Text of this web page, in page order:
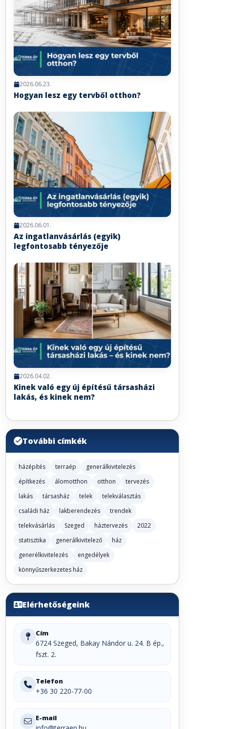
2026.06.23.
Hogyan lesz egy tervből otthon?
2026.06.01.
Az ingatlanvásárlás (egyik)
legfontosabb tényezője
2026.04.02.
Kinek való egy új építésű társasházi
lakás, és kinek nem?
További címkék
házépítés terraép
generálkivitelezés
építkezés
álomotthon otthon
tervezés
lakás
társasház telek
telekválasztás
családi ház
lakberendezés
trendek
telekvásárlás
Szeged háztervezés
2022
statisztika
generálkivitelező
ház
generélkivitelezés
engedélyek
könnyűszerkezetes ház
Elérhetőségeink
Cím
6724 Szeged, Bakay Nándor u. 24. B ép.,
fszt. 2.
Telefon
+36 30 220-77-00
E-mail